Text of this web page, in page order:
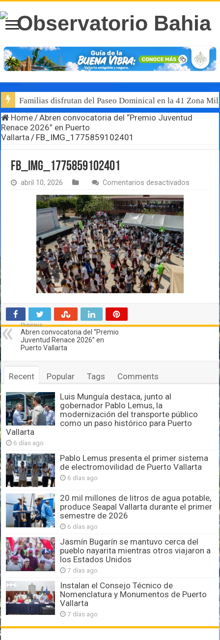
Familias disfrutan del Paseo Dominical en la 41 Zona
Home/Abren convocatoria del “Premio Juventud
Renace 2026” en Puerto
Vallarta/ FB_IMG_1775859102401
FB_IMG_1775859102401
abril 10, 2026 Comentarios desactivados
Previous
Abren convocatoria del “Premio
Juventud Renace 2026” en
Puerto Vallarta
Recent Popular Tags Comments
Luis Munguía destaca, junto al
gobernador Pablo Lemus, la
modernización del transporte público
como un paso histórico para Puerto
Vallarta
6 días ago
Pablo Lemus presenta el primer sistema
de electromovilidad de Puerto Vallarta
6 días ago
20 mil millones de litros de agua potable,
produce Seapal Vallarta durante el primer
semestre de 2026
6 días ago
Jasmín Bugarín se mantuvo cerca del
pueblo nayarita mientras otros viajaron a
los Estados Unidos
7 días ago
Instalan el Consejo Técnico de
Nomenclatura y Monumentos de Puerto
Vallarta
7 días ago